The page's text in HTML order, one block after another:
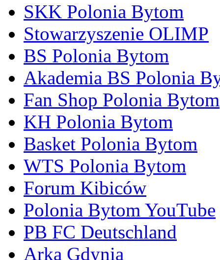
SKK Polonia Bytom
Stowarzyszenie OLIMP
BS Polonia Bytom
Akademia BS Polonia
Fan Shop Polonia Bytom
KH Polonia Bytom
Basket Polonia Bytom
WTS Polonia Bytom
Forum Kibiców
Polonia Bytom YouTube
PB FC Deutschland
Arka Gdynia